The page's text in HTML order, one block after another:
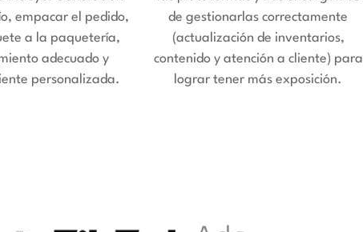
empacar el pedido,
a la paquetería,
adecuado y
personalizada.
de gestionarlas correctamente
(actualización de inventarios,
contenido y atención a cliente) para
lograr tener más exposición.